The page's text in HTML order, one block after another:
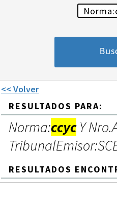
<< Volver
RESULTADOS PARA:
Norma:ccycY
RESULTADOS